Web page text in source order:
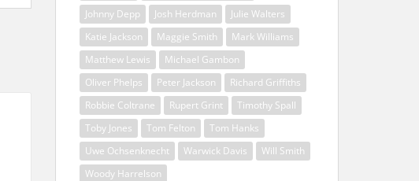
Johnny Depp
Josh Herdman
Julie Walters
Katie Jackson
Maggie Smith
Mark Williams
Matthew Lewis
Michael Gambon
Oliver Phelps
Peter Jackson
Richard Griffiths
Robbie Coltrane
Rupert Grint
Timothy Spall
Toby Jones
Tom Felton
Tom Hanks
Uwe Ochsenknecht
Warwick Davis
Will Smith
Woody Harrelson